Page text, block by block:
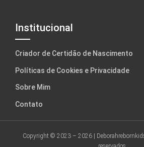
Institucional
Criador de Certidão de Nascimento
Políticas de Cookies e Privacidade
Sobre Mim
Contato
Copyright © 2023 – 2026 |